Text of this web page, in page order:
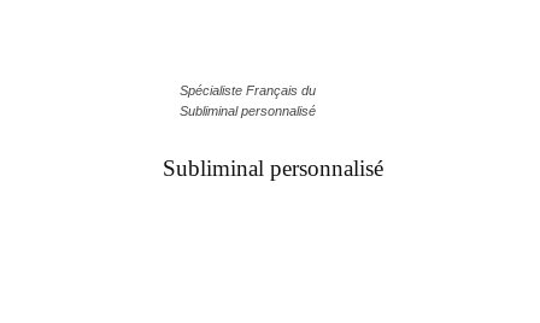
Spécialiste Français du
Subliminal personnalisé
Subliminal personnalisé